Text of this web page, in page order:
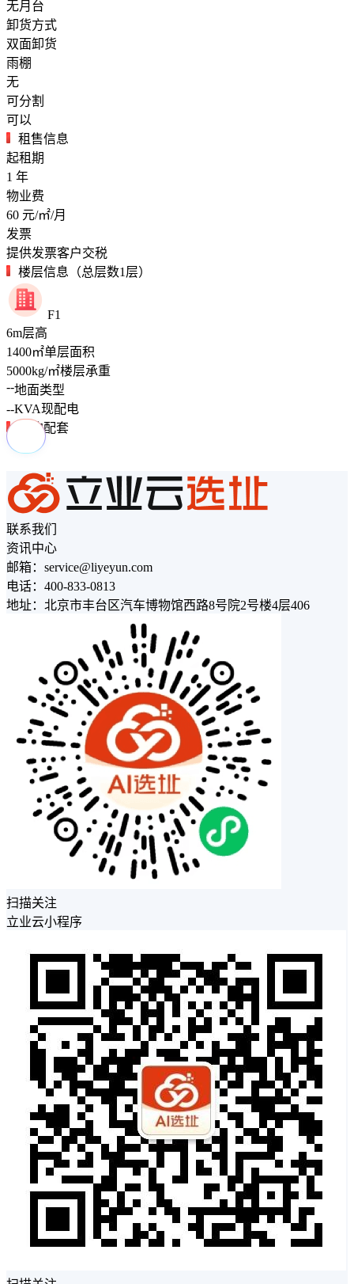
无月台
卸货方式
双面卸货
雨棚
无
可分割
可以
租售信息
起租期
1 年
物业费
60 元/㎡/月
发票
提供发票客户交税
楼层信息（总层数1层）
F1
6m层高
1400㎡单层面积
5000kg/㎡楼层承重
--地面类型
--KVA现配电
周边配套
联系我们
资讯中心
邮箱：service@liyeyun.com
电话：400-833-0813
地址：北京市丰台区汽车博物馆西路8号院2号楼4层406
扫描关注
立业云小程序